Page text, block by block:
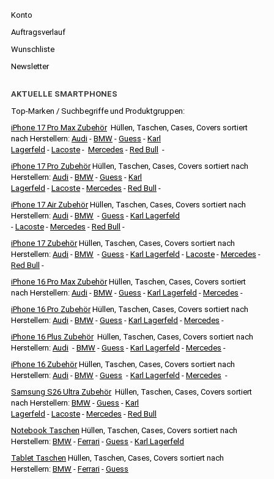
Konto
Auftragsverlauf
Wunschliste
Newsletter
AKTUELLE SMARTPHONES
Top-Marken / Suchbegriffe und Produktgruppen:
iPhone 17 Pro Max ZubehörHüllen, Taschen, Cases, Covers sortiert
nach Herstellern: Audi - BMW - Guess - Karl
Lagerfeld - Lacoste - Mercedes - Red Bull
-
iPhone 17 Pro ZubehörHüllen, Taschen, Cases, Covers sortiert nach
Herstellern: Audi - BMW - Guess - Karl
Lagerfeld - Lacoste - Mercedes - Red Bull
-
iPhone 17 Air ZubehörHüllen, Taschen, Cases, Covers sortiert nach
Herstellern: Audi - BMW - Guess - Karl Lagerfeld
- Lacoste - Mercedes - Red Bull
-
iPhone 17 ZubehörHüllen, Taschen, Cases, Covers sortiert nach
Herstellern: Audi - BMW - Guess - Karl Lagerfeld - Lacoste - Mercedes -
Red Bull
-
iPhone 16 Pro Max ZubehörHüllen, Taschen, Cases, Covers sortiert
nach Herstellern: Audi - BMW - Guess - Karl Lagerfeld - Mercedes -
iPhone 16 Pro ZubehörHüllen, Taschen, Cases, Covers sortiert nach
Herstellern: Audi - BMW - Guess - Karl Lagerfeld - Mercedes -
iPhone 16 Plus ZubehörHüllen, Taschen, Cases, Covers sortiert nach
Herstellern: Audi - BMW - Guess - Karl Lagerfeld - Mercedes -
iPhone 16 ZubehörHüllen, Taschen, Cases, Covers sortiert nach
Herstellern: Audi - BMW - Guess - Karl Lagerfeld - Mercedes -
Samsung S26 Ultra ZubehörHüllen, Taschen, Cases, Covers sortiert
nach Herstellern: BMW - Guess - Karl
Lagerfeld - Lacoste - Mercedes - Red Bull
Notebook Taschen Hüllen, Taschen, Cases, Covers sortiert nach
Herstellern: BMW - Ferrari - Guess - Karl Lagerfeld
Tablet Taschen Hüllen, Taschen, Cases, Covers sortiert nach
Herstellern: BMW - Ferrari - Guess